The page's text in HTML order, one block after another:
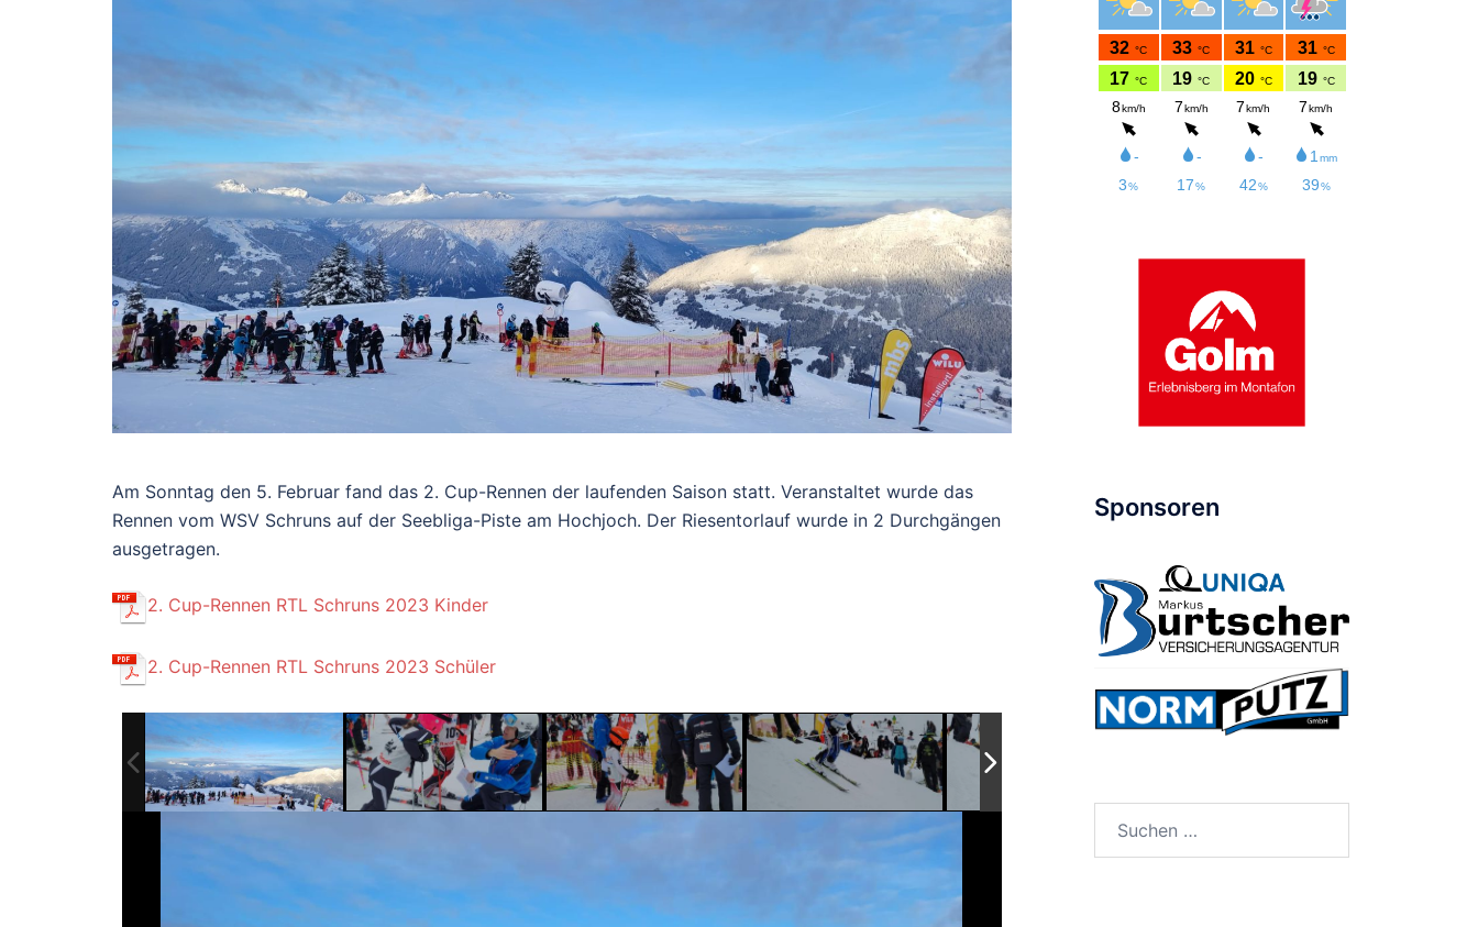
Am Sonntag den 5. Februar fand das 2. Cup-Rennen der laufenden Saison statt. Veranstaltet wurde das
Rennen vom WSV Schruns auf der Seebliga-Piste am Hochjoch. Der Riesentorlauf wurde in 2 Durchgängen
ausgetragen.
2. Cup-Rennen RTL Schruns 2023 Kinder
2. Cup-Rennen RTL Schruns 2023 Schüler
Sponsoren
nach: